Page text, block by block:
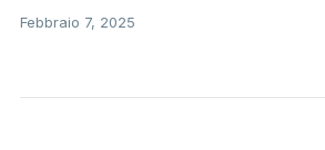
Febbraio 7, 2025